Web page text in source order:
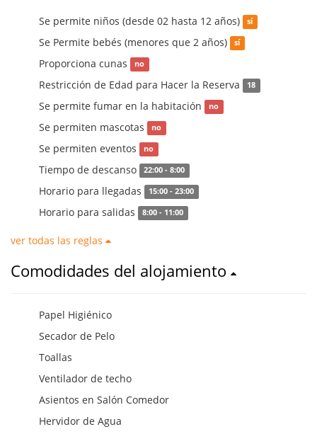
Se permite niños (desde 02 hasta 12 años) sí
Se Permite bebés (menores que 2 años) sí
Proporciona cunas no
Restricción de Edad para Hacer la Reserva 18
Se permite fumar en la habitación no
Se permiten mascotas no
Se permiten eventos no
Tiempo de descanso 22:00 - 8:00
Horario para llegadas 15:00 - 23:00
Horario para salidas 8:00 - 11:00
ver todas las reglas
Comodidades del alojamiento
Papel Higiénico
Secador de Pelo
Toallas
Ventilador de techo
Asientos en Salón Comedor
Hervidor de Agua